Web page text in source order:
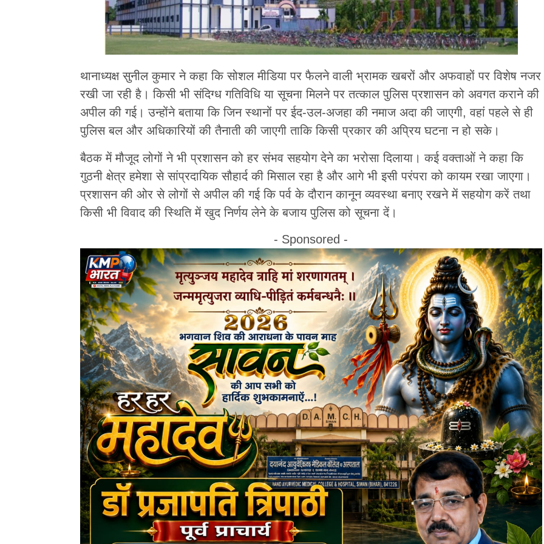
थानाध्यक्ष सुनील कुमार ने कहा कि सोशल मीडिया पर फैलने वाली भ्रामक खबरों और अफवाहों पर विशेष नजर
रखी जा रही है। किसी भी संदिग्ध गतिविधि या सूचना मिलने पर तत्काल पुलिस प्रशासन को अवगत कराने की
अपील की गई। उन्होंने बताया कि जिन स्थानों पर ईद-उल-अजहा की नमाज अदा की जाएगी, वहां पहले से ही
पुलिस बल और अधिकारियों की तैनाती की जाएगी ताकि किसी प्रकार की अप्रिय घटना न हो सके।
बैठक में मौजूद लोगों ने भी प्रशासन को हर संभव सहयोग देने का भरोसा दिलाया। कई वक्ताओं ने कहा कि
गुठनी क्षेत्र हमेशा से सांप्रदायिक सौहार्द की मिसाल रहा है और आगे भी इसी परंपरा को कायम रखा जाएगा।
प्रशासन की ओर से लोगों से अपील की गई कि पर्व के दौरान कानून व्यवस्था बनाए रखने में सहयोग करें तथा
किसी भी विवाद की स्थिति में खुद निर्णय लेने के बजाय पुलिस को सूचना दें।
- Sponsored -